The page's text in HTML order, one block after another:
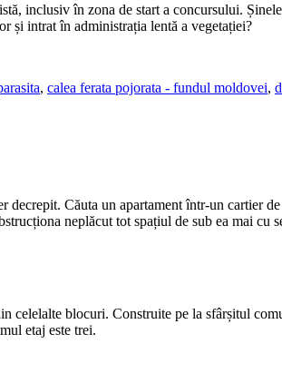
inclusiv în zona de start a concursului.
și intrat în administrația lentă a vegetației?
, calea ferata pojorata - fundul moldovei,
decrepit. Căuta un apartament într-un cartier
neplăcut tot spațiul de sub ea mai cu
celelalte blocuri. Construite pe la sfârșitul
etaj este trei.